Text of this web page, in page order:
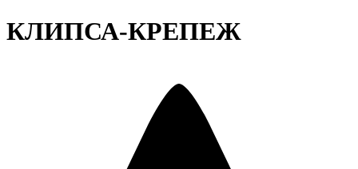
КЛИПСА-КРЕПЕЖ